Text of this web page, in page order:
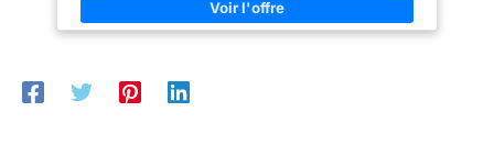
look chic et raffiné. Occasions d'usage：Passez sans effort du
bureau à la table de dîner avec ce blazer classique pour
Conçu pour mettre en valeur vos courbes naturelles, ce blazer
décontracté pour femme sculpte une silhouette soignée.